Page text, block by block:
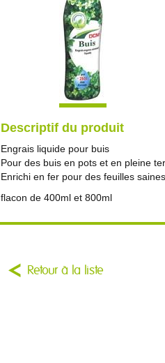
Descriptif du produit
Engrais liquide pour buis
Pour des buis en pots et en pleine
Enrichi en fer pour des feuilles
flacon de 400ml et 800ml
Retour à la liste